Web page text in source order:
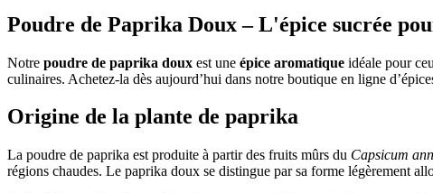
Poudre de Paprika Doux – L'épice sucrée
Notre poudre de paprika doux est une épice aromatique idéale pour
culinaires. Achetez-la dès aujourd’hui dans notre boutique en ligne
Origine de la plante de paprika
La poudre de paprika est produite à partir des fruits mûrs du Capsicum
régions chaudes. Le paprika doux se distingue par sa forme légèrement